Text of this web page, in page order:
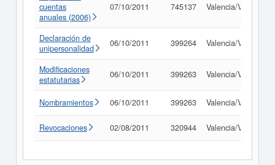
cuentas
anuales (2006)
07/10/2011 745137 Valencia/València
Declaración de
unipersonalidad
06/10/2011 399264 Valencia/València
Modificaciones
estatutarias
06/10/2011 399263 Valencia/València
Nombramientos 06/10/2011 399263 Valencia/València
Revocaciones 02/08/2011 320944 Valencia/València